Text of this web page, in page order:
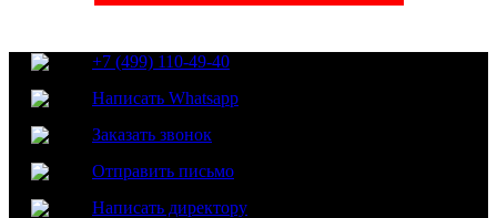
+7 (499) 110-49-40
Написать Whatsapp
Заказать звонок
Отправить письмо
Написать директору